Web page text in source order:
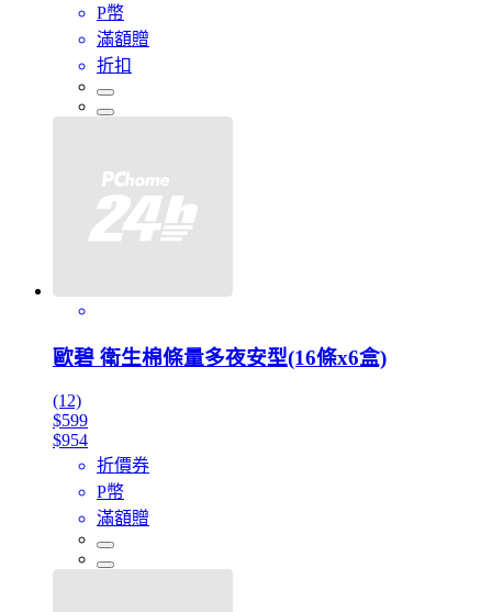
P幣
滿額贈
折扣
歐碧 衛生棉條量多夜安型(16條x6盒)
(12)
$599
$954
折價券
P幣
滿額贈